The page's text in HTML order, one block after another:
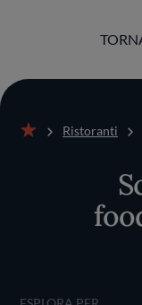
Ristoranti